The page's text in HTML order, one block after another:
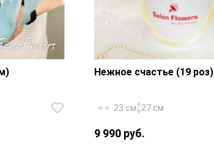
Нежное счастье (19 роз)
23 см 27 см
9 990 руб.